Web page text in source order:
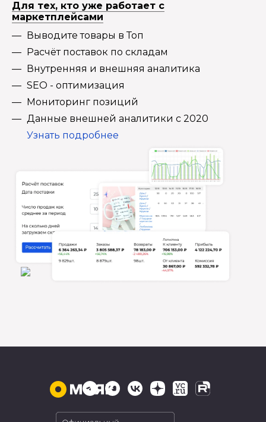
Для тех, кто уже работает с
маркетплейсами
Выводите товары в Топ
Расчёт поставок по складам
Внутренняя и внешняя аналитика
SEO - оптимизация
Мониторинг позиций
Данные внешней аналитики с 2020
Узнать подробнее